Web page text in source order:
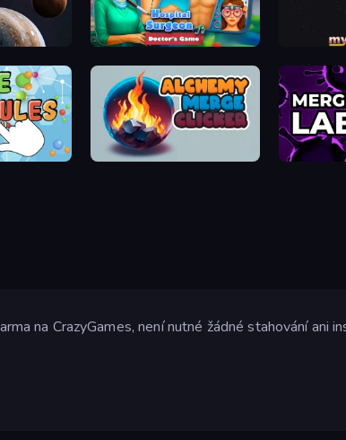
Hospital Surgeon: Doctor's Game myDream
Alchemy Merge Clicker Merge LAB
na CrazyGames, není nutné žádné stahování ani